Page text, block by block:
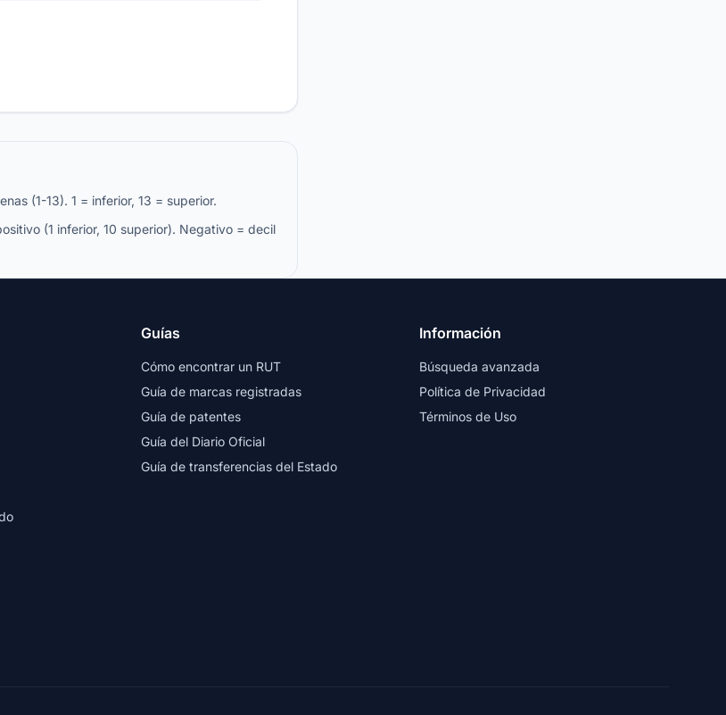
(1-13). 1 = inferior, 13 = superior.
(1 inferior, 10 superior). Negativo = decil
Guías
Cómo encontrar un RUT
Guía de marcas registradas
Guía de patentes
Guía del Diario Oficial
Guía de transferencias del Estado
Información
Búsqueda avanzada
Política de Privacidad
Términos de Uso